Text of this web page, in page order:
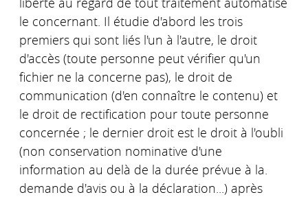
le concernant. Il étudie d'abord les trois
premiers qui sont liés l'un à l'autre, le droit
d'accès (toute personne peut vérifier qu'un
fichier ne la concerne pas), le droit de
communication (d'en connaître le contenu) et
le droit de rectification pour toute personne
concernée ; le dernier droit est le droit à l'oubli
(non conservation nominative d'une
information au delà de la durée prévue à la.
demande d'avis ou à la déclaration...) après